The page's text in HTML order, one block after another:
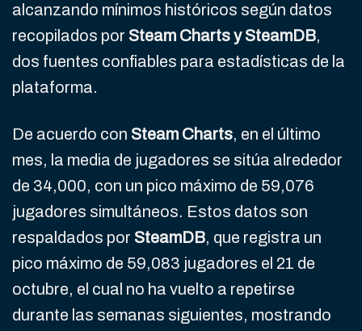
alcanzando mínimos históricos según datos
recopilados por Steam Charts y SteamDB,
dos fuentes confiables para estadísticas de la
plataforma.
De acuerdo con Steam Charts, en el último
mes, la media de jugadores se sitúa alrededor
de 34,000, con un pico máximo de 59,076
jugadores simultáneos. Estos datos son
respaldados por SteamDB, que registra un
pico máximo de 59,083 jugadores el 21 de
octubre, el cual no ha vuelto a repetirse
durante las semanas siguientes, mostrando